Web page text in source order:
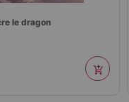
le dragon